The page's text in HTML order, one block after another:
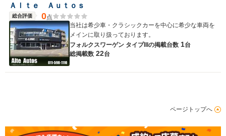
Ａｌｔｅ Ａｕｔｏｓ
総合評価 0点
当社は希少車・クラシックカーを中心に希少な車両を
メインに取り扱っております。
フォルクスワーゲン タイプIIIの掲載台数 1台
総掲載数 22台
ページトップへ